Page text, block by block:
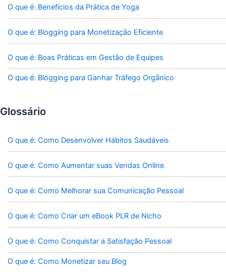
O que é: Benefícios da Prática de Yoga
O que é: Blogging para Monetização Eficiente
O que é: Boas Práticas em Gestão de Equipes
O que é: Blogging para Ganhar Tráfego Orgânico
Glossário
O que é: Como Desenvolver Hábitos Saudáveis
O que é: Como Aumentar suas Vendas Online
O que é: Como Melhorar sua Comunicação Pessoal
O que é: Como Criar um eBook PLR de Nicho
O que é: Como Conquistar a Satisfação Pessoal
O que é: Como Monetizar seu Blog